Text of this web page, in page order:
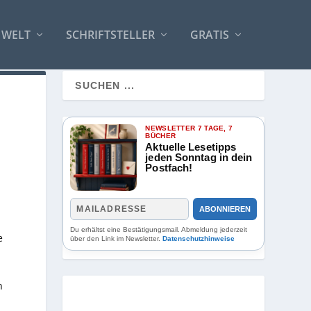
SCHRIFTSTELLER GRATIS
NEWSLETTER 7 TAGE, 7
BÜCHER
Aktuelle Lesetipps
jeden Sonntag in dein
Postfach!
ABONNIEREN
Du erhältst eine Bestätigungsmail. Abmeldung jederzeit
über den Link im Newsletter.Datenschutzhinweise